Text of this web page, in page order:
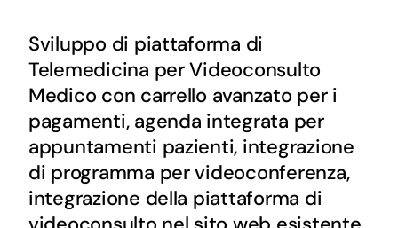
Sviluppo di piattaforma di
Telemedicina per Videoconsulto
Medico con carrello avanzato per i
pagamenti, agenda integrata per
appuntamenti pazienti, integrazione
di programma per videoconferenza,
integrazione della piattaforma di